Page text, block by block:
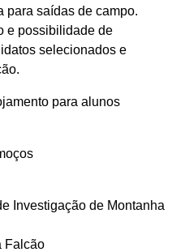
para saídas de campo.
e possibilidade de
selecionados e
para alunos
Investigação de Montanha
Falcão